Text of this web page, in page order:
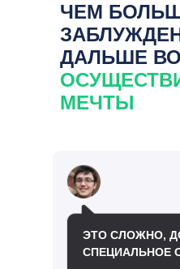
ЧЕМ
ДАЛЬШЕ
МЕЧТЫ
ЭТО СЛОЖНО,
СПЕЦИАЛЬНОЕ